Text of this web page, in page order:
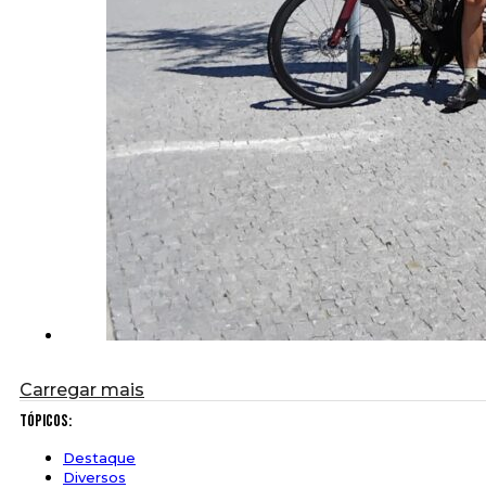
Carregar mais
Tópicos:
Destaque
Diversos